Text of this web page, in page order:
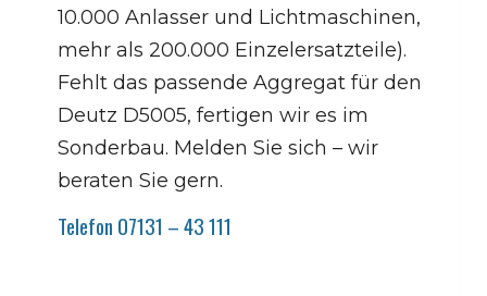
10.000 Anlasser und Lichtmaschinen,
mehr als 200.000 Einzelersatzteile).
Fehlt das passende Aggregat für den
Deutz D5005, fertigen wir es im
Sonderbau. Melden Sie sich – wir
beraten Sie gern.
Telefon 07131 – 43 111